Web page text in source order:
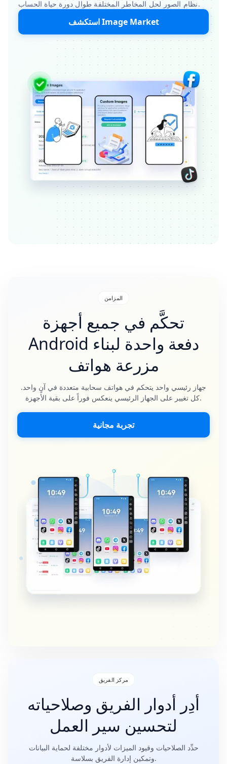
نظام الصور لحل المخاطر المختلفة طوال دورة حياة الحساب.
استكشف Image Market
المزامن
تحكَّم في جميع أجهزة
Android دفعة واحدة لبناء
مزرعة هواتف
جهاز رئيسي واحد يتحكم في هواتف سحابية متعددة في آنٍ واحد.
كل تغيير على الجهاز الرئيسي ينعكس فوراً على بقية الأجهزة.
تجربة مجانية
مركز الفريق
أدِر أدوار الفريق وصلاحياته
لتحسين سير العمل
حدِّد الصلاحيات وقيود الميزات لأدوار مختلفة لحماية البيانات
وتمكين إدارة الفريق بسلاسة.